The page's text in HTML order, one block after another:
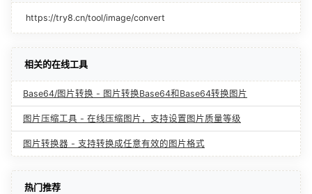
https://try8.cn/tool/image/convert
相关的在线工具
Base64/图片转换 - 图片转换Base64和Base64转换图片
图片压缩工具 - 在线压缩图片，支持设置图片质量等级
图片转换器 - 支持转换成任意有效的图片格式
热门推荐